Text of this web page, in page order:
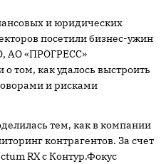
и юридических
посетили бизнес-ужин
АО «ПРОГРЕСС»
том, как удалось выстроить
и рисками
тем, как в компании
контрагентов. За счет
RX с Контур.Фокус